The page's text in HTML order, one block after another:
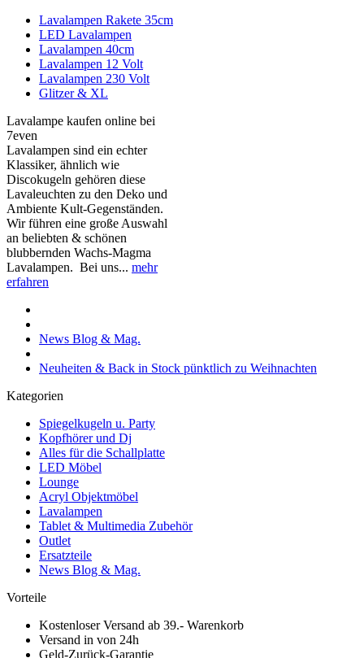
Lavalampen Rakete 35cm
LED Lavalampen
Lavalampen 40cm
Lavalampen 12 Volt
Lavalampen 230 Volt
Glitzer & XL
Lavalampe kaufen online bei
7even
Lavalampen sind ein echter
Klassiker, ähnlich wie
Discokugeln gehören diese
Lavaleuchten zu den Deko und
Ambiente Kult-Gegenständen.
Wir führen eine große Auswahl
an beliebten & schönen
blubbernden Wachs-Magma
Lavalampen. Bei uns... mehr
erfahren
News Blog & Mag.
Neuheiten & Back in Stock pünktlich zu Weihnachten
Kategorien
Spiegelkugeln u. Party
Kopfhörer und Dj
Alles für die Schallplatte
LED Möbel
Lounge
Acryl Objektmöbel
Lavalampen
Tablet & Multimedia Zubehör
Outlet
Ersatzteile
News Blog & Mag.
Vorteile
Kostenloser Versand ab 39.- Warenkorb
Versand in von 24h
Geld-Zurück-Garantie